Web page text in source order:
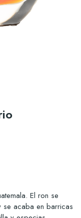
El ron se
se acaba en barricas